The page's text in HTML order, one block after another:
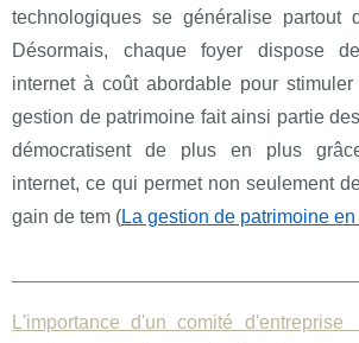
technologiques se généralise partout
Désormais, chaque foyer dispose
internet à coût abordable pour
gestion de patrimoine fait ainsi partie
démocratisent de plus en plus
internet, ce qui permet non seulement
gain de tem (La gestion de patrimoine
L'importance d'un comité